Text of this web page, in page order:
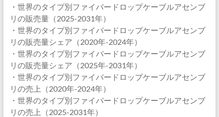
・世界のタイプ別ファイバードロップケーブルアセンブ
リの販売量（2025-2031年）
・世界のタイプ別ファイバードロップケーブルアセンブ
リの販売量シェア（2020年-2024年）
・世界のタイプ別ファイバードロップケーブルアセンブ
リの販売量シェア（2025年-2031年）
・世界のタイプ別ファイバードロップケーブルアセンブ
リの売上（2020年-2024年）
・世界のタイプ別ファイバードロップケーブルアセンブ
リの売上（2025-2031年）